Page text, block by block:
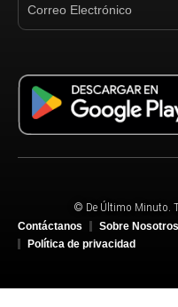
© De Último Minuto.
Contáctanos
Sobre
Política de privacidad